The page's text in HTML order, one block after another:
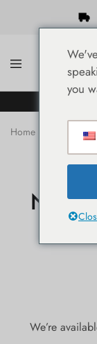
She-
Home Neem
Neem
We’re
you